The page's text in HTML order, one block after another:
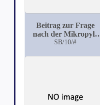
Beitrag zur Frage
nach der Mikropyle
des Säugethier- Eies
SB/10/#